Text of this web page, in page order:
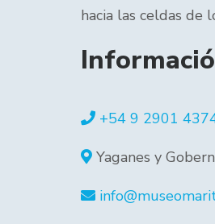
hacia las celdas de
+54 9 2901
Yaganes y